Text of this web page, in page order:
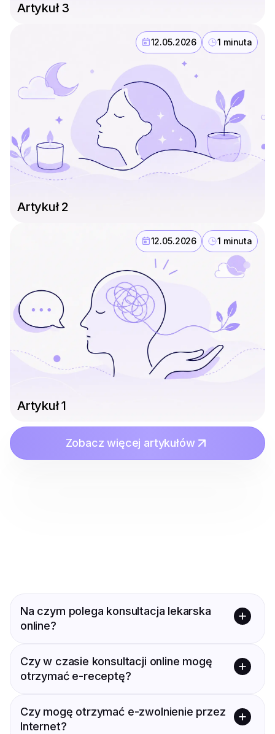
Artykuł 3
Artykuł 2
12.05.2026 1 minuta
Artykuł 1
12.05.2026 1 minuta
Zobacz więcej artykułów
Na czym polega konsultacja lekarska
online?
pośrednictwem Internetu. Najczęściej w formie
formularza, czatu, rozmowy telefonicznej lub
może wystawić odpowiednią dokumentację
medyczną.
Czy w czasie konsultacji online mogę
otrzymać e-receptę?
podstawie wywiadu medycznego. Warunkiem jest
brak przeciwwskazań zdrowotnych i medycznych
Czy mogę otrzymać e-zwolnienie przez
Internet?